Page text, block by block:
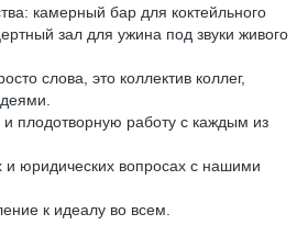
камерный бар для коктейльного
зал для ужина под звуки живого
слова, это коллектив коллег,
плодотворную работу с каждым из
юридических вопросах с нашими
к идеалу во всем.